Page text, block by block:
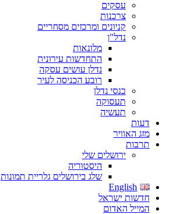
עסקים
צרכנות
קניונים ומרכזים מסחריים
נדל"ן
מלונאות
התחדשות עירונית
נדלן עושים עסקה
רובע הכניסה לעיר
כנסי נדלן
תעסוקה
תעשיה
דעות
מזג האוויר
תרבות
ירושלים שלי
היסטוריה
שלג בירושלים גלריית תמונות
English
חדשות ישראל
המייל האדום